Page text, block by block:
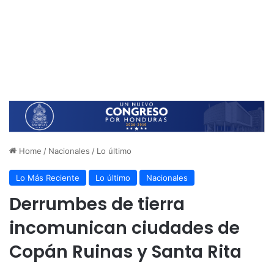
Home / Nacionales / Lo último
Lo Más Reciente Lo último Nacionales
Derrumbes de tierra
incomunican ciudades de
Copán Ruinas y Santa Rita